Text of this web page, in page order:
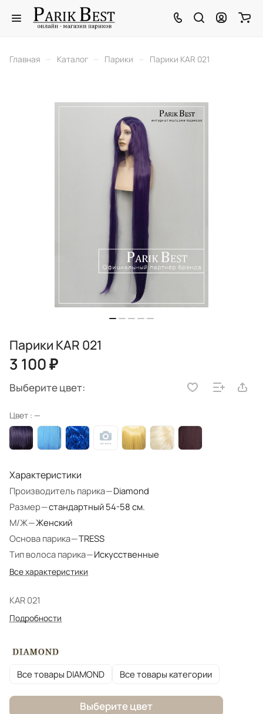
Главная – Каталог – Парики – Парики KAR 021
Парики KAR 021
3 100 ₽
Выберите цвет:
Цвет : —
Характеристики
Производитель парика—Diamond
Размер—стандартный 54-58 см.
М/Ж—Женский
Основа парика—TRESS
Тип волоса парика—Искусственные
Все характеристики
KAR 021
Подробности
Все товары DIAMOND Все товары категории
Выберите цвет